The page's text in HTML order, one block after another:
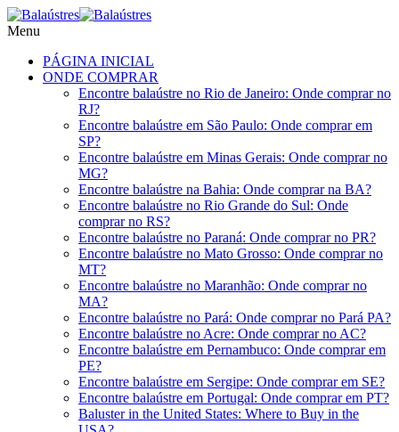
Menu
PÁGINA INICIAL
ONDE COMPRAR
Encontre balaústre no Rio de Janeiro: Onde comprar no
RJ?
Encontre balaústre em São Paulo: Onde comprar em
SP?
Encontre balaústre em Minas Gerais: Onde comprar no
MG?
Encontre balaústre na Bahia: Onde comprar na BA?
Encontre balaústre no Rio Grande do Sul: Onde
comprar no RS?
Encontre balaústre no Paraná: Onde comprar no PR?
Encontre balaústre no Mato Grosso: Onde comprar no
MT?
Encontre balaústre no Maranhão: Onde comprar no
MA?
Encontre balaústre no Pará: Onde comprar no Pará PA?
Encontre balaústre no Acre: Onde comprar no AC?
Encontre balaústre em Pernambuco: Onde comprar em
PE?
Encontre balaústre em Sergipe: Onde comprar em SE?
Encontre balaústre em Portugal: Onde comprar em PT?
Baluster in the United States: Where to Buy in the